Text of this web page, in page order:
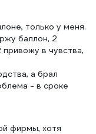
только у меня.
баллон, 2
в чувства,
а брал
- в сроке
фирмы, хотя